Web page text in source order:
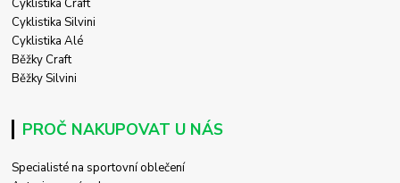
Cyklistika Craft
Cyklistika Silvini
Cyklistika Alé
Běžky Craft
Běžky Silvini
PROČ NAKUPOVAT U NÁS
Specialisté na sportovní oblečení